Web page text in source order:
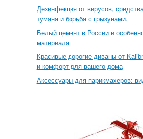
Дезинфекция от вирусов,
тумана и борьба с грызунами.
Белый цемент в России и
материала
Красивые дорогие диваны от
и комфорт для вашего дома
Аксессуары для парикмахеров: